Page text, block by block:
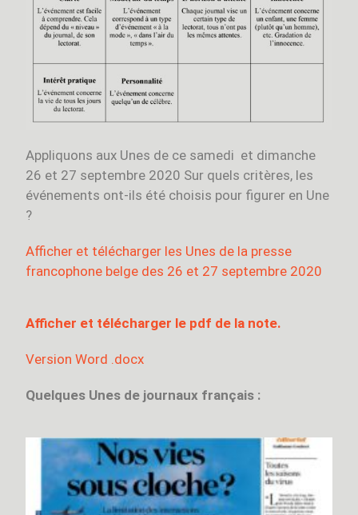
Appliquons aux Unes de ce samedi et dimanche
26 et 27 septembre 2020 Sur quels critères, les
événements ont-ils été choisis pour figurer en Une
?
Afficher et télécharger les Unes de la presse
francophone belge des 26 et 27 septembre 2020
Afficher et télécharger le pdf de la note.
Version Word .docx
Quelques Unes de journaux français :